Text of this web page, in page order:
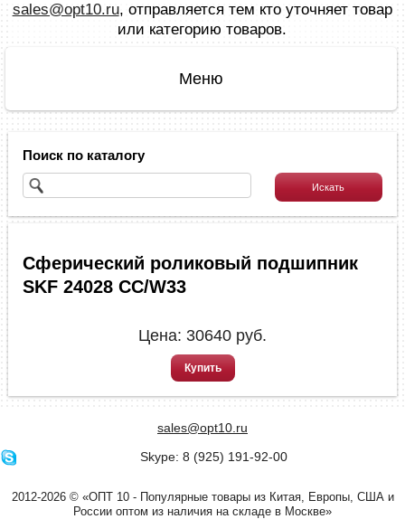
sales@opt10.ru, отправляется тем кто уточняет товар
или категорию товаров.
Поиск по каталогу
Сферический роликовый подшипник
SKF 24028 СС/W33
Цена: 30640 руб.
Купить
sales@opt10.ru
Skype: 8 (925) 191-92-00
2012-2026 © «ОПТ 10 - Популярные товары из Китая, Европы, США и
России оптом из наличия на складе в Москве»